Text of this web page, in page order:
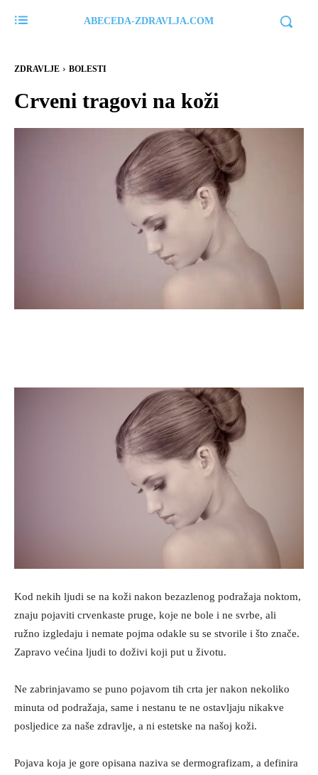
ABECEDA-ZDRAVLJA.COM
ZDRAVLJE BOLESTI
Crveni tragovi na koži
Kod nekih ljudi se na koži nakon bezazlenog podražaja noktom,
znaju pojaviti crvenkaste pruge, koje ne bole i ne svrbe, ali
ružno izgledaju i nemate pojma odakle su se stvorile i što znače.
Zapravo većina ljudi to doživi koji put u životu.
Ne zabrinjavamo se puno pojavom tih crta jer nakon nekoliko
minuta od podražaja, same i nestanu te ne ostavljaju nikakve
posljedice za naše zdravlje, a ni estetske na našoj koži.
Pojava koja je gore opisana naziva se dermografizam, a definira